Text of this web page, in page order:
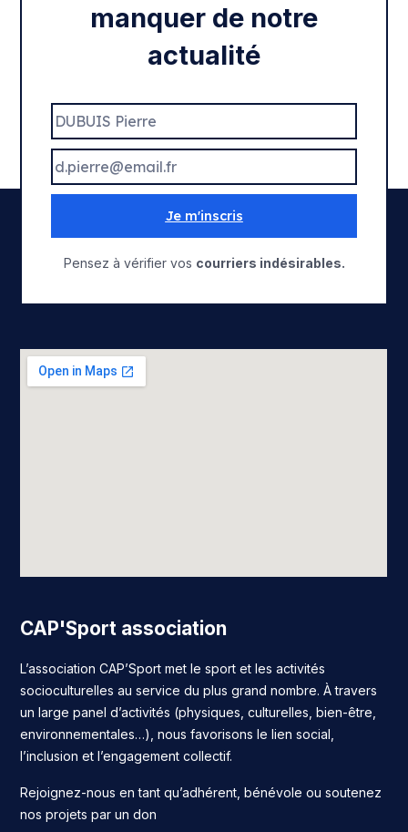
manquer de notre
actualité
Je m'inscris
Pensez à vérifier vos courriers indésirables.
CAP'Sport association
L’association CAP’Sport met le sport et les activités
socioculturelles au service du plus grand nombre. À travers
un large panel d’activités (physiques, culturelles, bien-être,
environnementales…), nous favorisons le lien social,
l’inclusion et l’engagement collectif.
Rejoignez-nous en tant qu’adhérent, bénévole ou soutenez
nos projets par un don